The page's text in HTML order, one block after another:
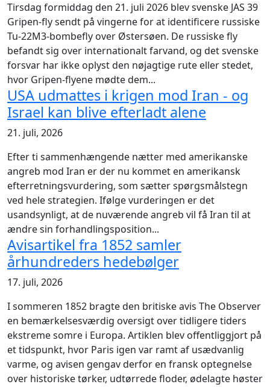
Tirsdag formiddag den 21. juli 2026 blev svenske JAS 39
Gripen-fly sendt på vingerne for at identificere russiske
Tu-22M3-bombefly over Østersøen. De russiske fly
befandt sig over internationalt farvand, og det svenske
forsvar har ikke oplyst den nøjagtige rute eller stedet,
hvor Gripen-flyene mødte dem...
USA udmattes i krigen mod Iran - og
Israel kan blive efterladt alene
21. juli, 2026
Efter ti sammenhængende nætter med amerikanske
angreb mod Iran er der nu kommet en amerikansk
efterretningsvurdering, som sætter spørgsmålstegn
ved hele strategien. Ifølge vurderingen er det
usandsynligt, at de nuværende angreb vil få Iran til at
ændre sin forhandlingsposition...
Avisartikel fra 1852 samler
århundreders hedebølger
17. juli, 2026
I sommeren 1852 bragte den britiske avis The Observer
en bemærkelsesværdig oversigt over tidligere tiders
ekstreme somre i Europa. Artiklen blev offentliggjort på
et tidspunkt, hvor Paris igen var ramt af usædvanlig
varme, og avisen gengav derfor en fransk optegnelse
over historiske tørker, udtørrede floder, ødelagte høster